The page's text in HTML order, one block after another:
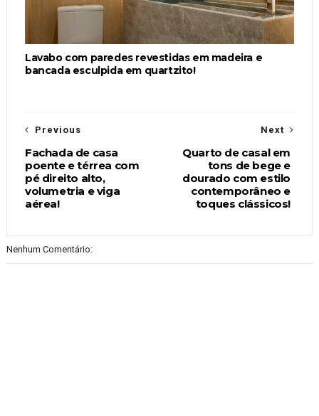
Lavabo com paredes revestidas em madeira e
bancada esculpida em quartzito!
Next
Quarto de casal em
tons de bege e
dourado com estilo
contemporâneo e
toques clássicos!
Previous
Fachada de casa
poente e térrea com
pé direito alto,
volumetria e viga
aérea!
Nenhum Comentário: